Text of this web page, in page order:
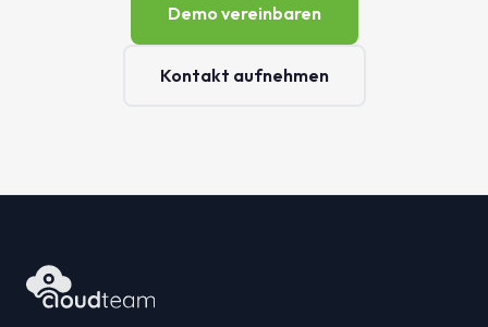
Demo vereinbaren
Kontakt aufnehmen